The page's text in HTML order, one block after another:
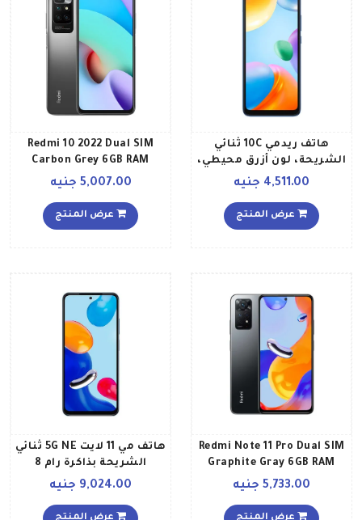
هاتف ريدمي 10C ثنائي
الشريحة، لون أزرق محيطي،
ذاكرة رام سعة 4 جيجابايت،
جيجابايت، تقنية 4G LTE
4,511.00 جنيه
عرض المنتج
Redmi 10 2022 Dual SIM
Carbon Grey 6GB RAM
128GB 4G Global Version
5,007.00 جنيه
عرض المنتج
Redmi Note 11 Pro Dual SIM
Graphite Gray 6GB RAM
64GB 4G Global Version
5,733.00 جنيه
هاتف مي 11 لايت 5G NE ثنائي
الشريحة بذاكرة رام 8
9,024.00 جنيه